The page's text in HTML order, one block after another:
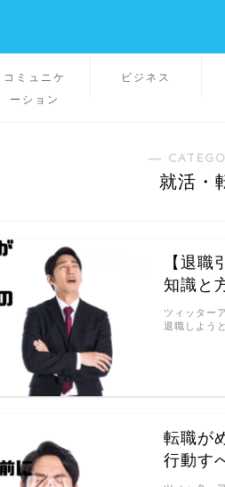
コミュニケ
ーション
ビジネス
―
就活・
【退
知識と
ツィッター
退職しよう
転職が
行動す